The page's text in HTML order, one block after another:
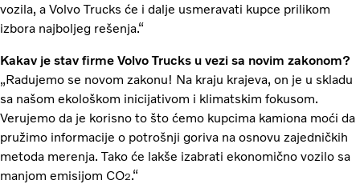
vozila, a Volvo Trucks će i dalje usmeravati kupce prilikom
izbora najboljeg rešenja.“
Kakav je stav firme Volvo Trucks u vezi sa novim zakonom?
„Radujemo se novom zakonu! Na kraju krajeva, on je u skladu
sa našom ekološkom inicijativom i klimatskim fokusom.
Verujemo da je korisno to što ćemo kupcima kamiona moći da
pružimo informacije o potrošnji goriva na osnovu zajedničkih
metoda merenja. Tako će lakše izabrati ekonomično vozilo sa
manjom emisijom CO2.“